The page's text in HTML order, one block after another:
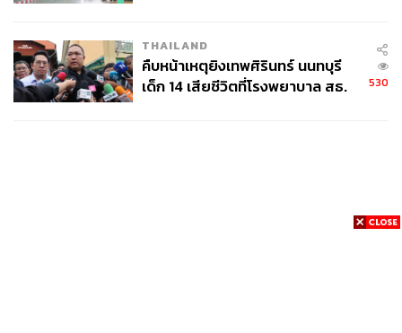
THAILAND
คืบหน้าเหตุยิงเทพศิรินทร์ นนทบุรี
เด็ก 14 เสียชีวิตที่โรงพยาบาล สธ.
530